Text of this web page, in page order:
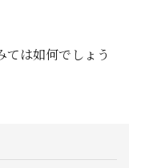
は如何でしょう